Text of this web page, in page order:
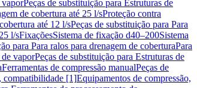
vaporPeças de substituição para Estruturas de
de cobertura até 25 l/sProteção contra
até 12 l/sPeças de substituição para Para
l/sFixaçõesSistema de fixação d40–200Sistema
para Para ralos para drenagem de coberturaPara
vaporPeças de substituição para Estruturas de
Ferramentas de compressão manualPeças de
compatibilidade [1]Equipamentos de compressão,